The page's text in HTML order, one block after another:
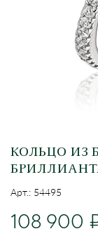
КОЛЬЦО ИЗ
Арт.: 54495
108 900